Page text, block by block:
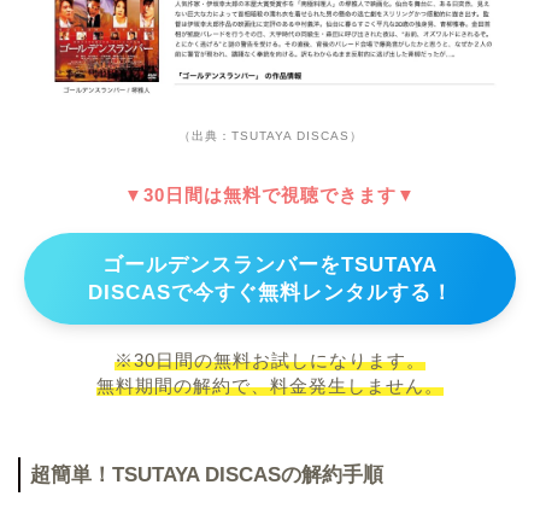
（出典：TSUTAYA DISCAS）
▼30日間は無料で視聴できます▼
ゴールデンスランバーをTSUTAYA
DISCASで今すぐ無料レンタルする！
※30日間の無料お試しになります。
無料期間の解約で、料金発生しません。
超簡単！TSUTAYA DISCASの解約手順